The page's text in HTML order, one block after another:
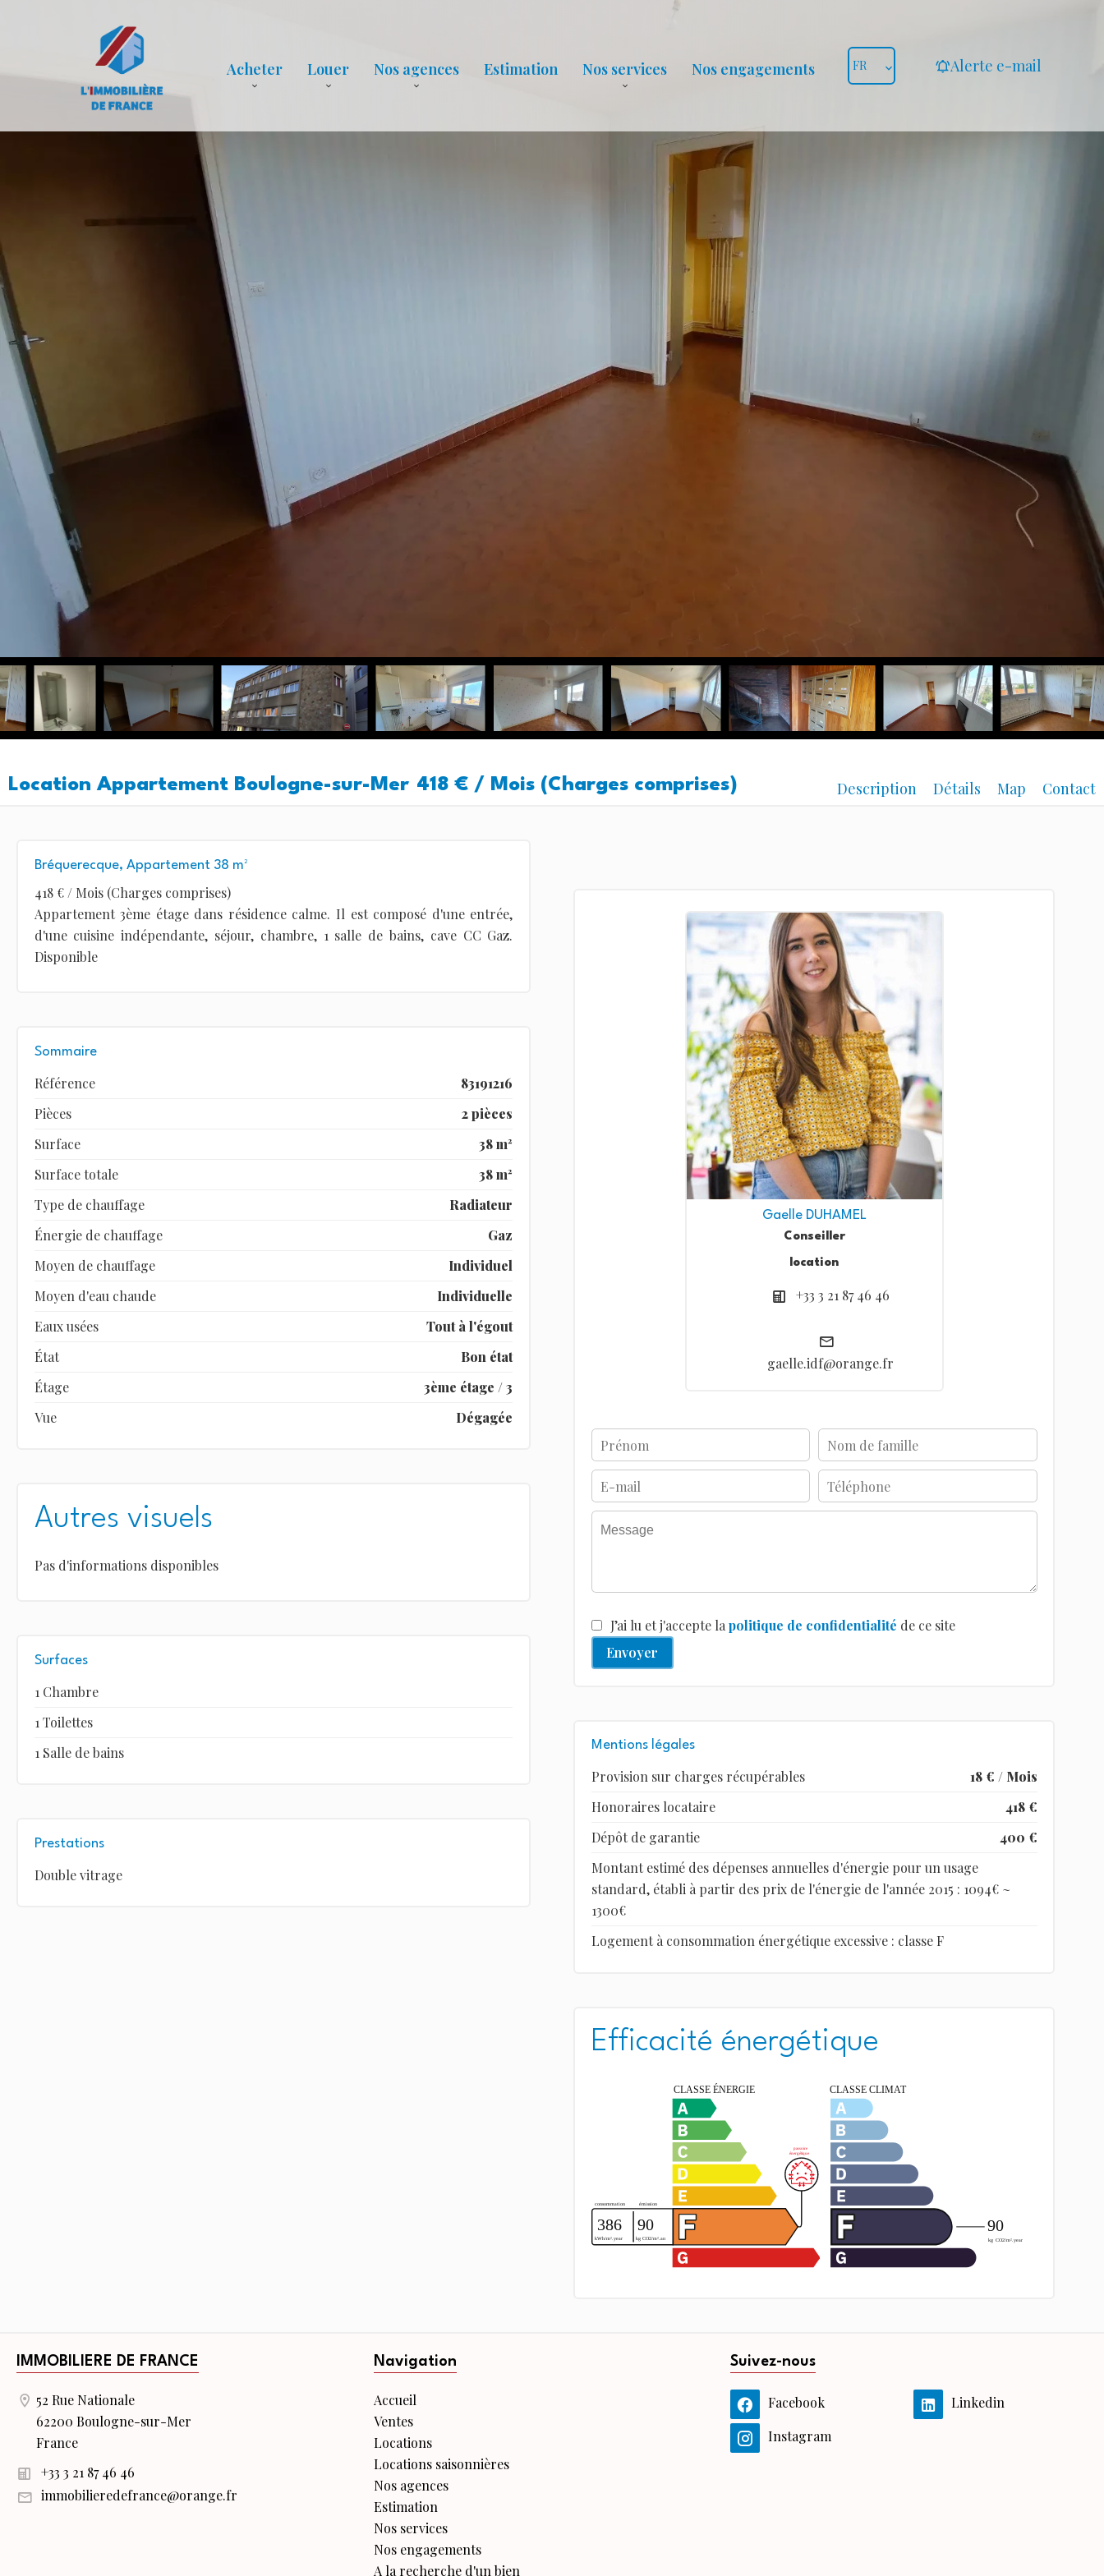
Acheter Louer Nos agences Estimation Nos services Nos engagements FR Alerte e-mail
Location Appartement Boulogne-sur-Mer 418 € / Mois (Charges comprises) Description Détails Map Contact
Bréquerecque, Appartement 38 m²
418 € / Mois (Charges comprises)
Appartement 3ème étage dans résidence calme. Il est composé d'une entrée,
d'une cuisine indépendante, séjour, chambre, 1 salle de bains, cave CC Gaz.
Disponible
Sommaire
Référence
83191216
Pièces
2 pièces
Surface
38 m²
Surface totale
38 m²
Type de chauffage
Radiateur
Énergie de chauffage
Gaz
Moyen de chauffage
Individuel
Moyen d'eau chaude
Individuelle
Eaux usées
Tout à l'égout
État
Bon état
Étage
3ème étage / 3
Vue
Dégagée
Autres visuels
Pas d'informations disponibles
Surfaces
1 Chambre
1 Toilettes
1 Salle de bains
Prestations
Double vitrage
Gaelle DUHAMEL
Conseiller
location
+33 3 21 87 46 46
gaelle.idf@orange.fr
J’ai lu et j'accepte lapolitique de confidentialité de ce site
Envoyer
Mentions légales
Provision sur charges récupérables
18 € / Mois
Honoraires locataire
418 €
Dépôt de garantie
400 €
Montant estimé des dépenses annuelles d'énergie pour un usage
standard, établi à partir des prix de l'énergie de l'année 2015 : 1094€ ~
1300€
Logement à consommation énergétique excessive : classe F
Efficacité énergétique
IMMOBILIERE DE FRANCE
52 Rue Nationale
62200 Boulogne-sur-Mer
France
+33 3 21 87 46 46
immobilieredefrance@orange.fr
Navigation
Accueil
Ventes
Locations
Locations saisonnières
Nos agences
Estimation
Nos services
Nos engagements
A la recherche d'un bien
Suivez-nous
Facebook
Instagram
Linkedin